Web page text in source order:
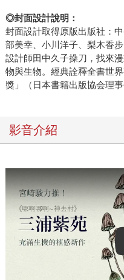
◎封面設計說明：
封面設計取得原版出版社：
部美幸、小川洋子、梨木香
設計師田中久子操刀，找來
物與生物。經典詮釋全書世
獎」（日本書籍出版協会理事
影音介紹